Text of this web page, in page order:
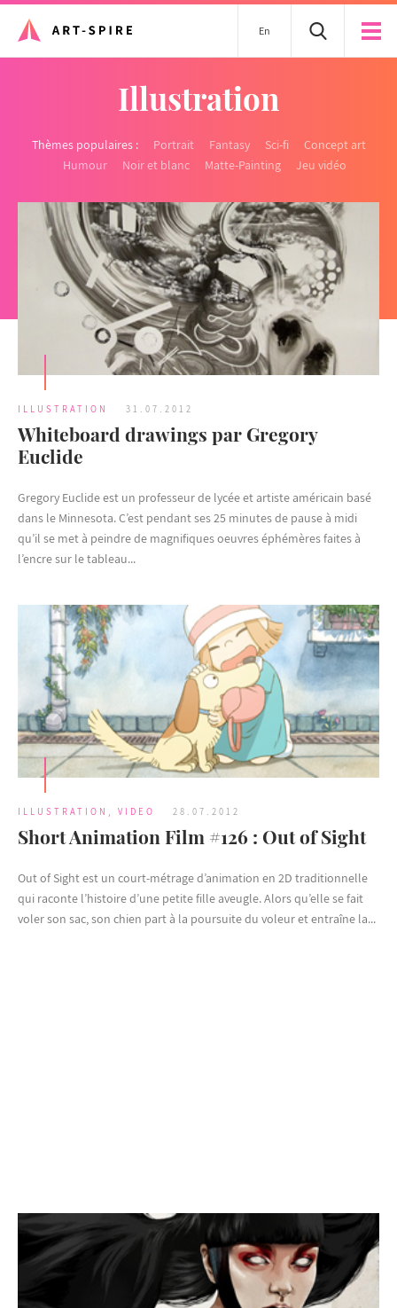
En
Illustration
Thèmes populaires : Portrait Fantasy Sci-fi
Concept art
Humour
Noir et blanc Matte-Painting Jeu vidéo
ILLUSTRATION 31.07.2012
Whiteboard drawings par Gregory
Euclide
Gregory Euclide est un professeur de lycée et artiste américain basé
dans le Minnesota. C’est pendant ses 25 minutes de pause à midi
qu’il se met à peindre de magnifiques oeuvres éphémères faites à
l’encre sur le tableau...
ILLUSTRATION , VIDEO 28.07.2012
Short Animation Film #126 : Out of Sight
Out of Sight est un court-métrage d’animation en 2D traditionnelle
qui raconte l’histoire d’une petite fille aveugle. Alors qu’elle se fait
voler son sac, son chien part à la poursuite du voleur et entraîne la...